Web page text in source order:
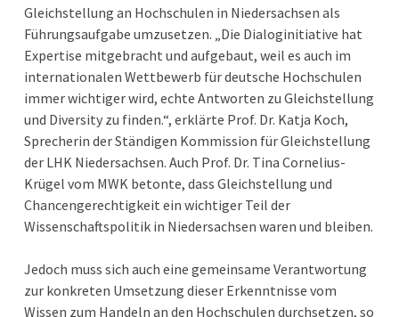
Gleichstellung an Hochschulen in Niedersachsen als
Führungsaufgabe umzusetzen. „Die Dialoginitiative hat
Expertise mitgebracht und aufgebaut, weil es auch im
internationalen Wettbewerb für deutsche Hochschulen
immer wichtiger wird, echte Antworten zu Gleichstellung
und Diversity zu finden.“, erklärte Prof. Dr. Katja Koch,
Sprecherin der Ständigen Kommission für Gleichstellung
der LHK Niedersachsen. Auch Prof. Dr. Tina Cornelius-
Krügel vom MWK betonte, dass Gleichstellung und
Chancengerechtigkeit ein wichtiger Teil der
Wissenschaftspolitik in Niedersachsen waren und bleiben.
Jedoch muss sich auch eine gemeinsame Verantwortung
zur konkreten Umsetzung dieser Erkenntnisse vom
Wissen zum Handeln an den Hochschulen durchsetzen, so